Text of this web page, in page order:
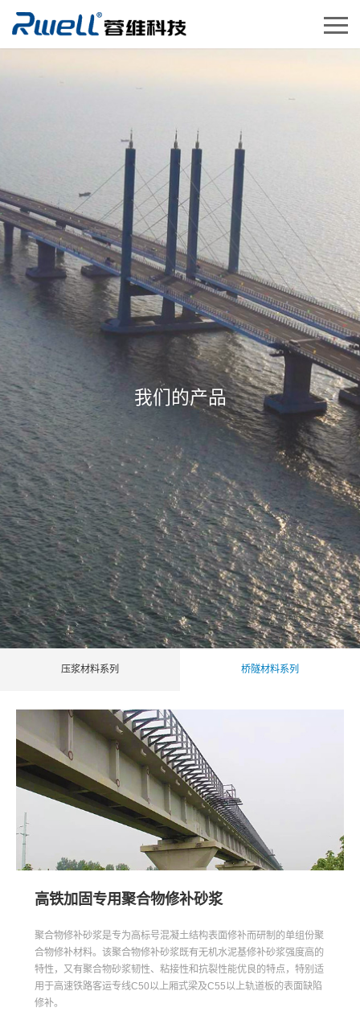
我们的产品
压浆材料系列 桥隧材料系列
高铁加固专用聚合物修补砂浆
聚合物修补砂浆是专为高标号混凝土结构表面修补而研制的单组份聚
合物修补材料。该聚合物修补砂浆既有无机水泥基修补砂浆强度高的
特性，又有聚合物砂浆韧性、粘接性和抗裂性能优良的特点，特别适
用于高速铁路客运专线C50以上厢式梁及C55以上轨道板的表面缺陷
修补。